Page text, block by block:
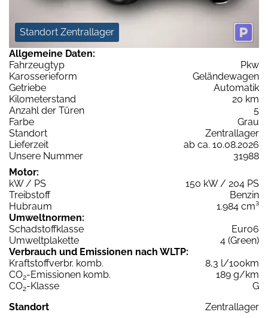
Standort Zentrallager
Allgemeine Daten:
Fahrzeugtyp
Pkw
Karosserieform
Geländewagen
Getriebe
Automatik
Kilometerstand
20 km
Anzahl der Türen
5
Farbe
Grau
Standort
Zentrallager
Lieferzeit
ab ca. 10.08.2026
Unsere Nummer
31988
Motor:
kW / PS
150 kW / 204 PS
Treibstoff
Benzin
Hubraum
1.984 cm³
Umweltnormen:
Schadstoffklasse
Euro6
Umweltplakette
4 (Green)
Verbrauch und Emissionen nach WLTP:
Kraftstoffverbr. komb.
8,3 l/100km
CO2-Emissionen komb.
189 g/km
CO2-Klasse
G
Standort
Zentrallager